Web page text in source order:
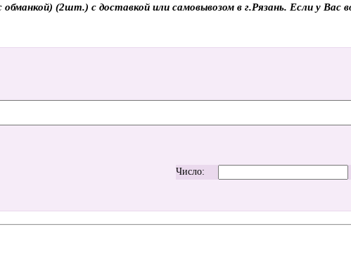
(2шт.) с доставкой или самовывозом в г.Рязань. Если у Вас
Число: